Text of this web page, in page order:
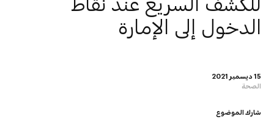
15 ديسمبر 2021
الصحة
الدخول إلى الإمارة
شارك الموضوع